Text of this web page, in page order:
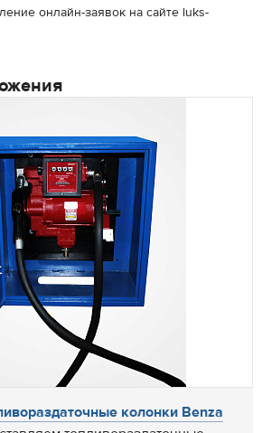
онлайн-заявок на сайте luks-
колонки Benza